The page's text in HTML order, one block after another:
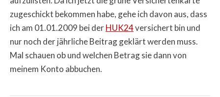
zugeschickt bekommen habe, gehe ich davon aus, dass
ich am 01.01.2009 bei derHUK24versichert bin und
nur noch der jährliche Beitrag geklärt werden muss.
Mal schauen ob und welchen Betrag sie dann von
meinem Konto abbuchen.